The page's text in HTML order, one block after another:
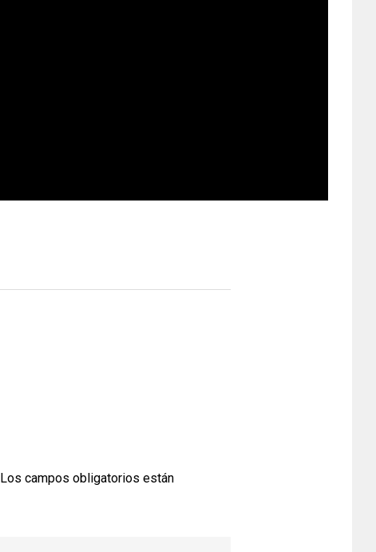
Los campos obligatorios están